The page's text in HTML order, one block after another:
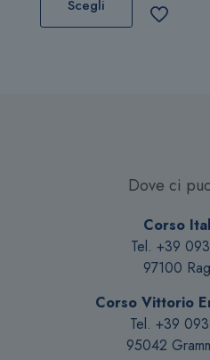
Scegli
nella
pagina
del
prodotto
Dove ci
Corso
Tel. +39
97100
Corso Vittorio
Tel. +39
95042